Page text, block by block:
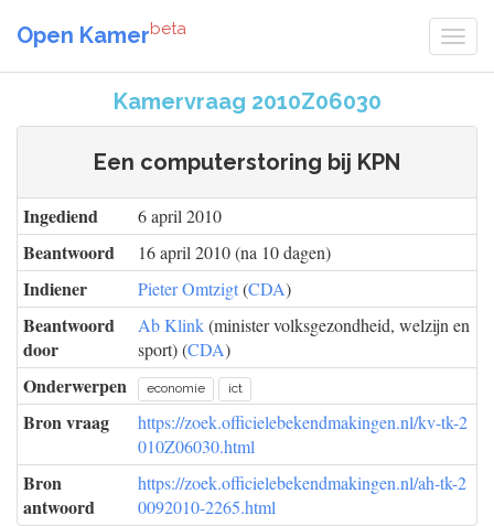
Open Kamerbeta
Kamervraag 2010Z06030
Een computerstoring bij KPN
Ingediend 6 april 2010
Beantwoord 16 april 2010 (na 10 dagen)
Indiener Pieter Omtzigt(CDA)
Beantwoord
door
Ab Klink(minister volksgezondheid, welzijn en
sport) (CDA)
Onderwerpen economie ict
Bron vraag
https://zoek.officielebekendmakingen.nl/kv-tk-2
010Z06030.html
Bron
antwoord
https://zoek.officielebekendmakingen.nl/ah-tk-2
0092010-2265.html